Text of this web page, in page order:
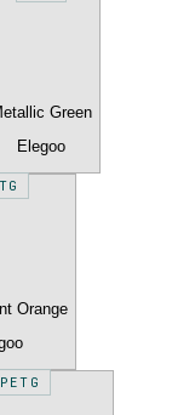
Green
Elegoo
Orange
PETG